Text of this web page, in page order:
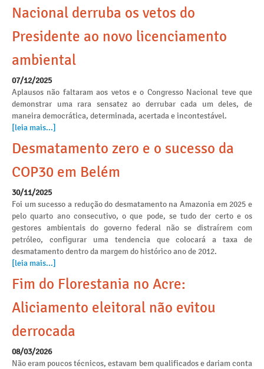
Nacional derruba os vetos do
Presidente ao novo licenciamento
ambiental
07/12/2025
Aplausos não faltaram aos vetos e o Congresso Nacional teve que
demonstrar uma rara sensatez ao derrubar cada um deles, de
maneira democrática, determinada, acertada e incontestável.
[leia mais...]
Desmatamento zero e o sucesso da
COP30 em Belém
30/11/2025
Foi um sucesso a redução do desmatamento na Amazonia em 2025 e
pelo quarto ano consecutivo, o que pode, se tudo der certo e os
gestores ambientais do governo federal não se distraírem com
petróleo, configurar uma tendencia que colocará a taxa de
desmatamento dentro da margem do histórico ano de 2012.
[leia mais...]
Fim do Florestania no Acre:
Aliciamento eleitoral não evitou
derrocada
08/03/2026
Não eram poucos técnicos, estavam bem qualificados e dariam conta